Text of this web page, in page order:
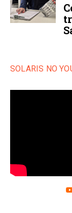
SOLARIS NO